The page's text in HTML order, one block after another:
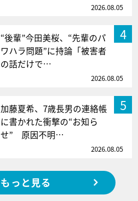
2026.08.05
4
“後輩”今田美桜、“先輩のパ
ワハラ問題”に持論「被害者
の話だけで…
2026.08.05
5
加藤夏希、7歳長男の連絡帳
に書かれた衝撃の“お知ら
せ” 原因不明…
2026.08.05
もっと見る